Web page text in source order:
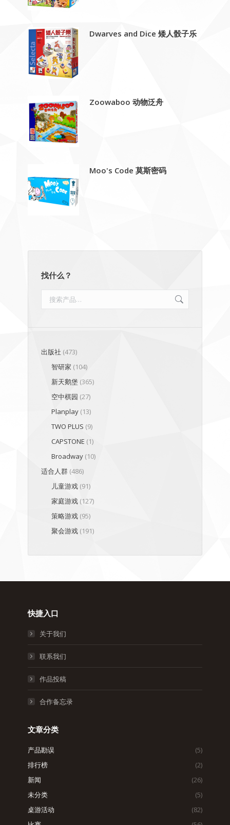
Dwarves and Dice 矮人骰子乐
Zoowaboo 动物泛舟
Moo's Code 莫斯密码
找什么？
出版社 (473)
智研家 (104)
新天鹅堡 (365)
空中棋园 (27)
Planplay (13)
TWO PLUS (9)
CAPSTONE (1)
Broadway (10)
适合人群 (486)
儿童游戏 (91)
家庭游戏 (127)
策略游戏 (95)
聚会游戏 (191)
快捷入口
关于我们
联系我们
作品投稿
合作备忘录
文章分类
产品勘误
(5)
排行榜
(2)
新闻
(26)
未分类
(5)
桌游活动
(82)